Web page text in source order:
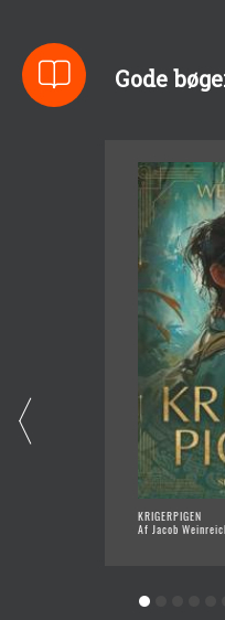
Gode
KRIGERPIGEN
Af Jacob